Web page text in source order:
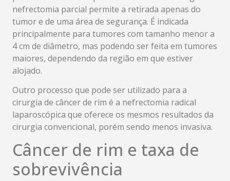
nefrectomia parcial permite a retirada apenas do
tumor e de uma área de segurança. É indicada
principalmente para tumores com tamanho menor a
4 cm de diâmetro, mas podendo ser feita em tumores
maiores, dependendo da região em que estiver
alojado.
Outro processo que pode ser utilizado para a
cirurgia de câncer de rim é a nefrectomia radical
laparoscópica que oferece os mesmos resultados da
cirurgia convencional, porém sendo menos invasiva.
Câncer de rim e taxa de
sobrevivência